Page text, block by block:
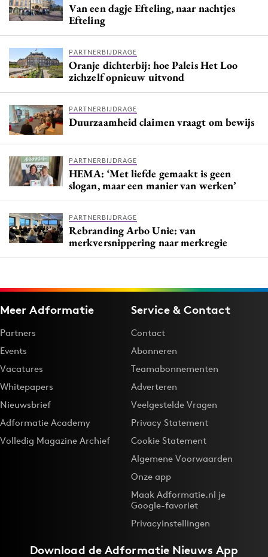
Van een dagje Efteling, naar nachtjes
Efteling
PARTNERBIJDRAGE
Oranje dichterbij: hoe Paleis Het Loo
zichzelf opnieuw uitvond
PARTNERBIJDRAGE
Duurzaamheid claimen vraagt om bewijs
PARTNERBIJDRAGE
HEMA: ‘Met liefde gemaakt is geen
slogan, maar een manier van werken’
PARTNERBIJDRAGE
Rebranding Arbo Unie: van
merkversnippering naar merkregie
Meer Adformatie
Partners
Events
Vacatures
Whitepapers
Nieuwsbrief
Adformatie Academy
Volledig Magazine Archief
Service & Contact
Contact
Abonneren
Teamabonnementen
Adverteren
Veelgestelde Vragen
Privacy Statement
Cookie Statement
Algemene Voorwaarden
Onze app
Maak Adformatie.nl je
Google-favoriet
Privacyinstellingen
Download deAdformatie Nieuws App